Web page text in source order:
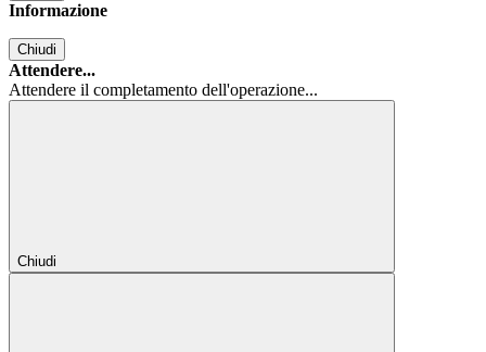
Informazione
Chiudi
Attendere...
Attendere il completamento dell'operazione...
Chiudi